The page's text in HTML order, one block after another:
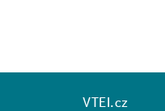
VTEI.cz